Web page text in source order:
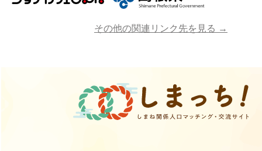
その他の関連リンク先を見る →